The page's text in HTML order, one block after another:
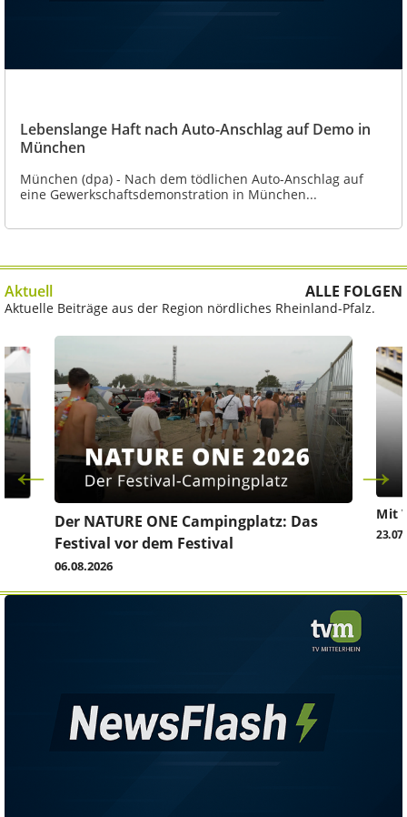
Lebenslange Haft nach Auto-Anschlag auf Demo in
München
München (dpa) - Nach dem tödlichen Auto-Anschlag auf
eine Gewerkschaftsdemonstration in München...
Aktuell ALLE FOLGEN
Aktuelle Beiträge aus der Region nördliches Rheinland-Pfalz.
Der NATURE ONE Campingplatz: Das
Festival vor dem Festival
06.08.2026
Mit